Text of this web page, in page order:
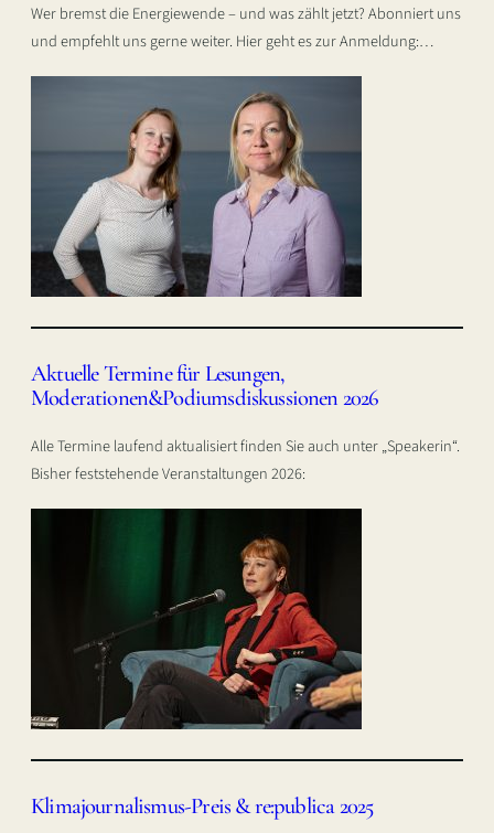
Wer bremst die Energiewende – und was zählt jetzt? Abonniert uns
und empfehlt uns gerne weiter. Hier geht es zur Anmeldung:…
Aktuelle Termine für Lesungen,
Moderationen&Podiumsdiskussionen 2026
Alle Termine laufend aktualisiert finden Sie auch unter „Speakerin“.
Bisher feststehende Veranstaltungen 2026:
Klimajournalismus-Preis & re:publica 2025